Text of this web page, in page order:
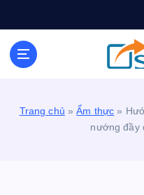
Personal Blog |
Trang chủ »Ẩm thực »
nướng đầy